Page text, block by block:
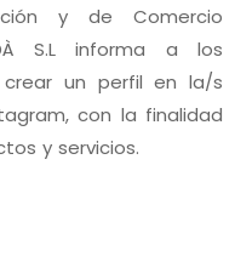
y de Comercio
S.L informa a los
un perfil en la/s
con la finalidad
y servicios.